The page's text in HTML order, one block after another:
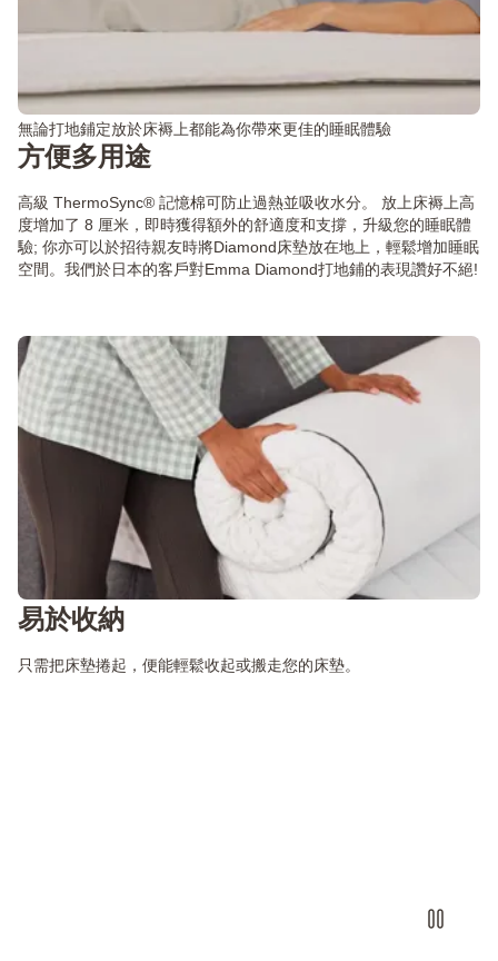
無論打地鋪定放於床褥上都能為你帶來更佳的睡眠體驗
方便多用途
高級 ThermoSync® 記憶棉可防止過熱並吸收水分。 放上床褥上高
度增加了 8 厘米，即時獲得額外的舒適度和支撐，升級您的睡眠體
驗; 你亦可以於招待親友時將Diamond床墊放在地上，輕鬆增加睡眠
空間。我們於日本的客戶對Emma Diamond打地鋪的表現讚好不絕!
易於收納
只需把床墊捲起，便能輕鬆收起或搬走您的床墊。